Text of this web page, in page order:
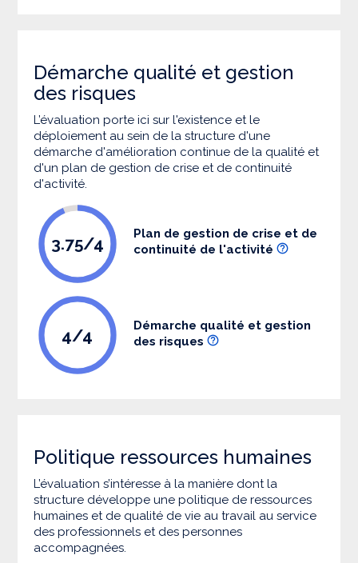
Démarche qualité et gestion
des risques
L’évaluation porte ici sur l'existence et le
déploiement au sein de la structure d'une
démarche d'amélioration continue de la qualité et
d'un plan de gestion de crise et de continuité
d'activité.
3.75/4
Plan de gestion de crise et de
continuité de l'activité
4/4
Démarche qualité et gestion
des risques
Politique ressources humaines
L’évaluation s’intéresse à la manière dont la
structure développe une politique de ressources
humaines et de qualité de vie au travail au service
des professionnels et des personnes
accompagnées.